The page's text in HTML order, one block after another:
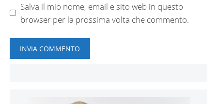
Salva il mio nome, email e sito web in questo
browser per la prossima volta che commento.